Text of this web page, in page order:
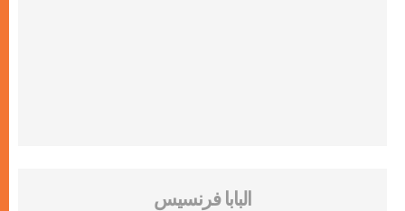
البابا فرنسيس